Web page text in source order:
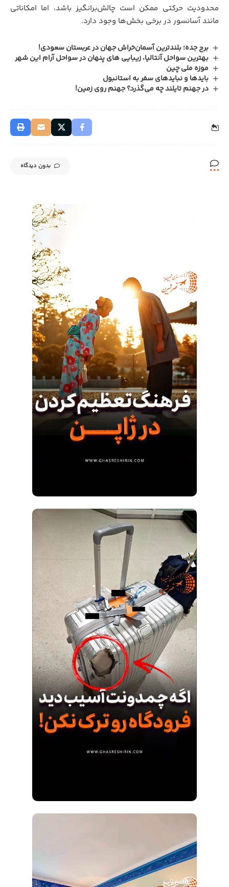
محدودیت حرکتی ممکن است چالش‌برانگیز باشد، اما امکاناتی
مانند آسانسور در برخی بخش‌ها وجود دارد.
برج جده؛ بلندترین آسمان‌خراش جهان در عربستان سعودی!
بهترین سواحل آنتالیا، زیبایی‌ های پنهان در سواحل آرام این شهر
موزه ملی چین
بایدها و نبایدهای سفر به استانبول
در جهنم تایلند چه می‌گذرد؟ جهنم روی زمین!
بدون دیدگاه